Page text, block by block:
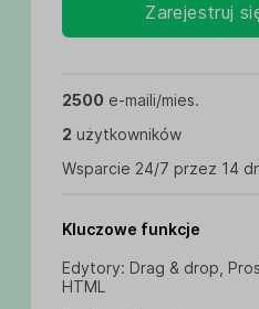
Zarejestruj
2500 e-maili/mies.
2 użytkowników
Wsparcie 24/7 przez 14
Kluczowe funkcje
Edytory: Drag & drop,
HTML